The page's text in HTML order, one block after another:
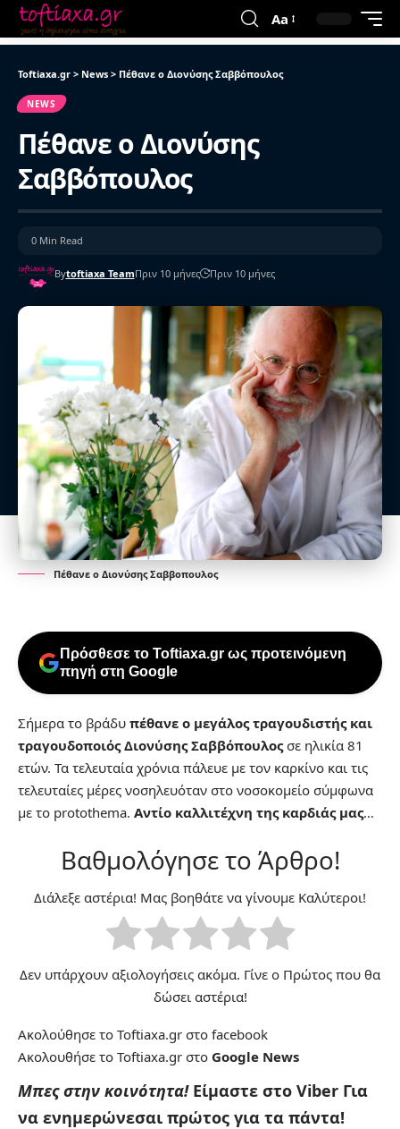
Aa
Toftiaxa.gr > News > Πέθανε ο Διονύσης Σαββόπουλος
NEWS
Πέθανε ο Διονύσης
Σαββόπουλος
Bytoftiaxa TeamΠριν 10 μήνες Πριν 10 μήνες
0 Min Read
Πέθανε ο Διονύσης Σαββοπουλος
Πρόσθεσε το Toftiaxa.gr ως προτεινόμενη
πηγή στη Google
Σήμερα το βράδυ πέθανε ο μεγάλος τραγουδιστής και
τραγουδοποιός Διονύσης Σαββόπουλοςσε ηλικία 81
ετών. Τα τελευταία χρόνια πάλευε με τον καρκίνο και τις
τελευταίες μέρες νοσηλευόταν στο νοσοκομείο σύμφωνα
με το protothema. Αντίο καλλιτέχνη της καρδιάς μας…
Βαθμολόγησε το Άρθρο!
Διάλεξε αστέρια! Μας βοηθάτε να γίνουμε Καλύτεροι!
Δεν υπάρχουν αξιολογήσεις ακόμα. Γίνε ο Πρώτος που θα
δώσει αστέρια!
Ακολούθησε το Toftiaxa.gr στο facebook
Ακολουθήσε το Toftiaxa.gr στο Google News
Μπες στην κοινότητα! Είμαστε στο Viber Για
να ενημερώνεσαι πρώτος για τα πάντα!